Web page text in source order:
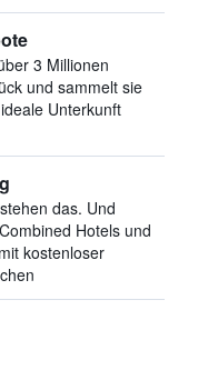
3 Millionen
und sammelt sie
Unterkunft
das. Und
Hotels und
kostenloser